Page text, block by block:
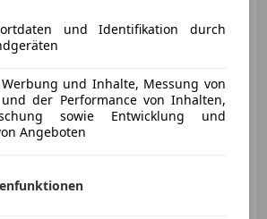
und Identifikation durch
und Inhalte, Messung von
der Performance von Inhalten,
sowie Entwicklung und
Angeboten